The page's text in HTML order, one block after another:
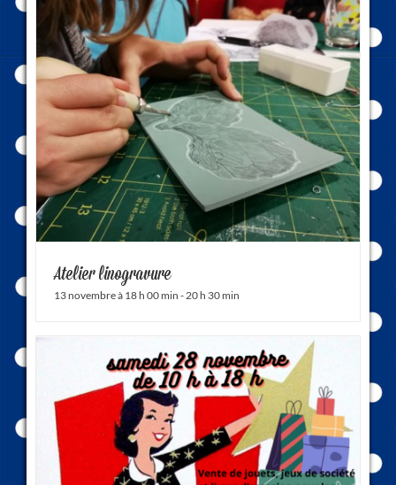
Atelier linogravure
13 novembre à 18 h 00 min -20 h 30 min